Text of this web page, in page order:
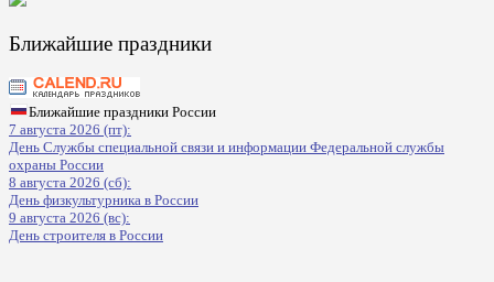
Ближайшие праздники
Ближайшие праздники России
7 августа 2026 (пт):
День Службы специальной связи и информации Федеральной службы
охраны России
8 августа 2026 (сб):
День физкультурника в России
9 августа 2026 (вс):
День строителя в России